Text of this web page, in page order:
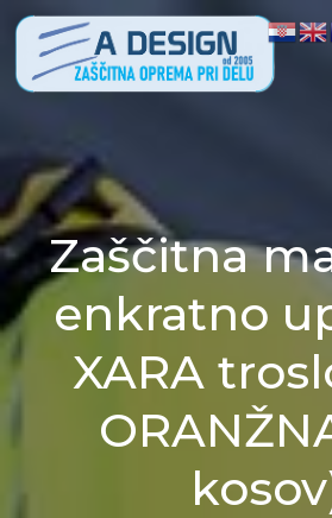
Skip
content
Zaščitna
enkratno
XARA